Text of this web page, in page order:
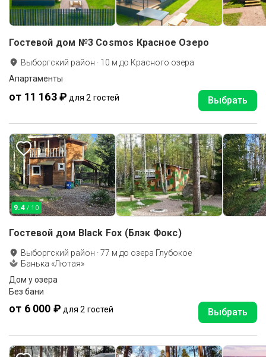
Гостевой дом №3 Cosmos Красное Озеро
Выборгский район · 10 м до Красного озера
Апартаменты
от 11 163 ₽ для 2 гостей Выбрать
9.4 / 10
Гостевой дом Black Fox (Блэк Фокс)
Выборгский район ·77 м до озера Глубокое
Банька «Лютая»
Дом у озера
Без бани
от 6 000 ₽ для 2 гостей Выбрать